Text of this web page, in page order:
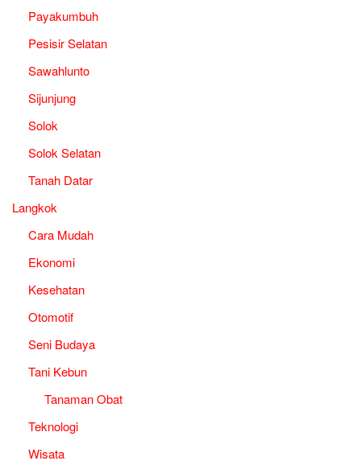
Payakumbuh
Pesisir Selatan
Sawahlunto
Sijunjung
Solok
Solok Selatan
Tanah Datar
Langkok
Cara Mudah
Ekonomi
Kesehatan
Otomotif
Seni Budaya
Tani Kebun
Tanaman Obat
Teknologi
Wisata